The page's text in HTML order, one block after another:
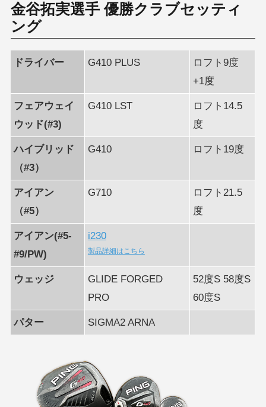
金谷拓実選手 優勝クラブセッティ
ング
ドライバー G410 PLUS
ロフト9度
+1度
フェアウェイ
ウッド(#3)
G410 LST
ロフト14.5
度
ハイブリッド
（#3）
G410 ロフト19度
アイアン
（#5）
G710
ロフト21.5
度
アイアン(#5-
#9/PW)
i230
製品詳細はこちら
ウェッジ
GLIDE FORGED
PRO
52度S 58度S
60度S
パター SIGMA2 ARNA